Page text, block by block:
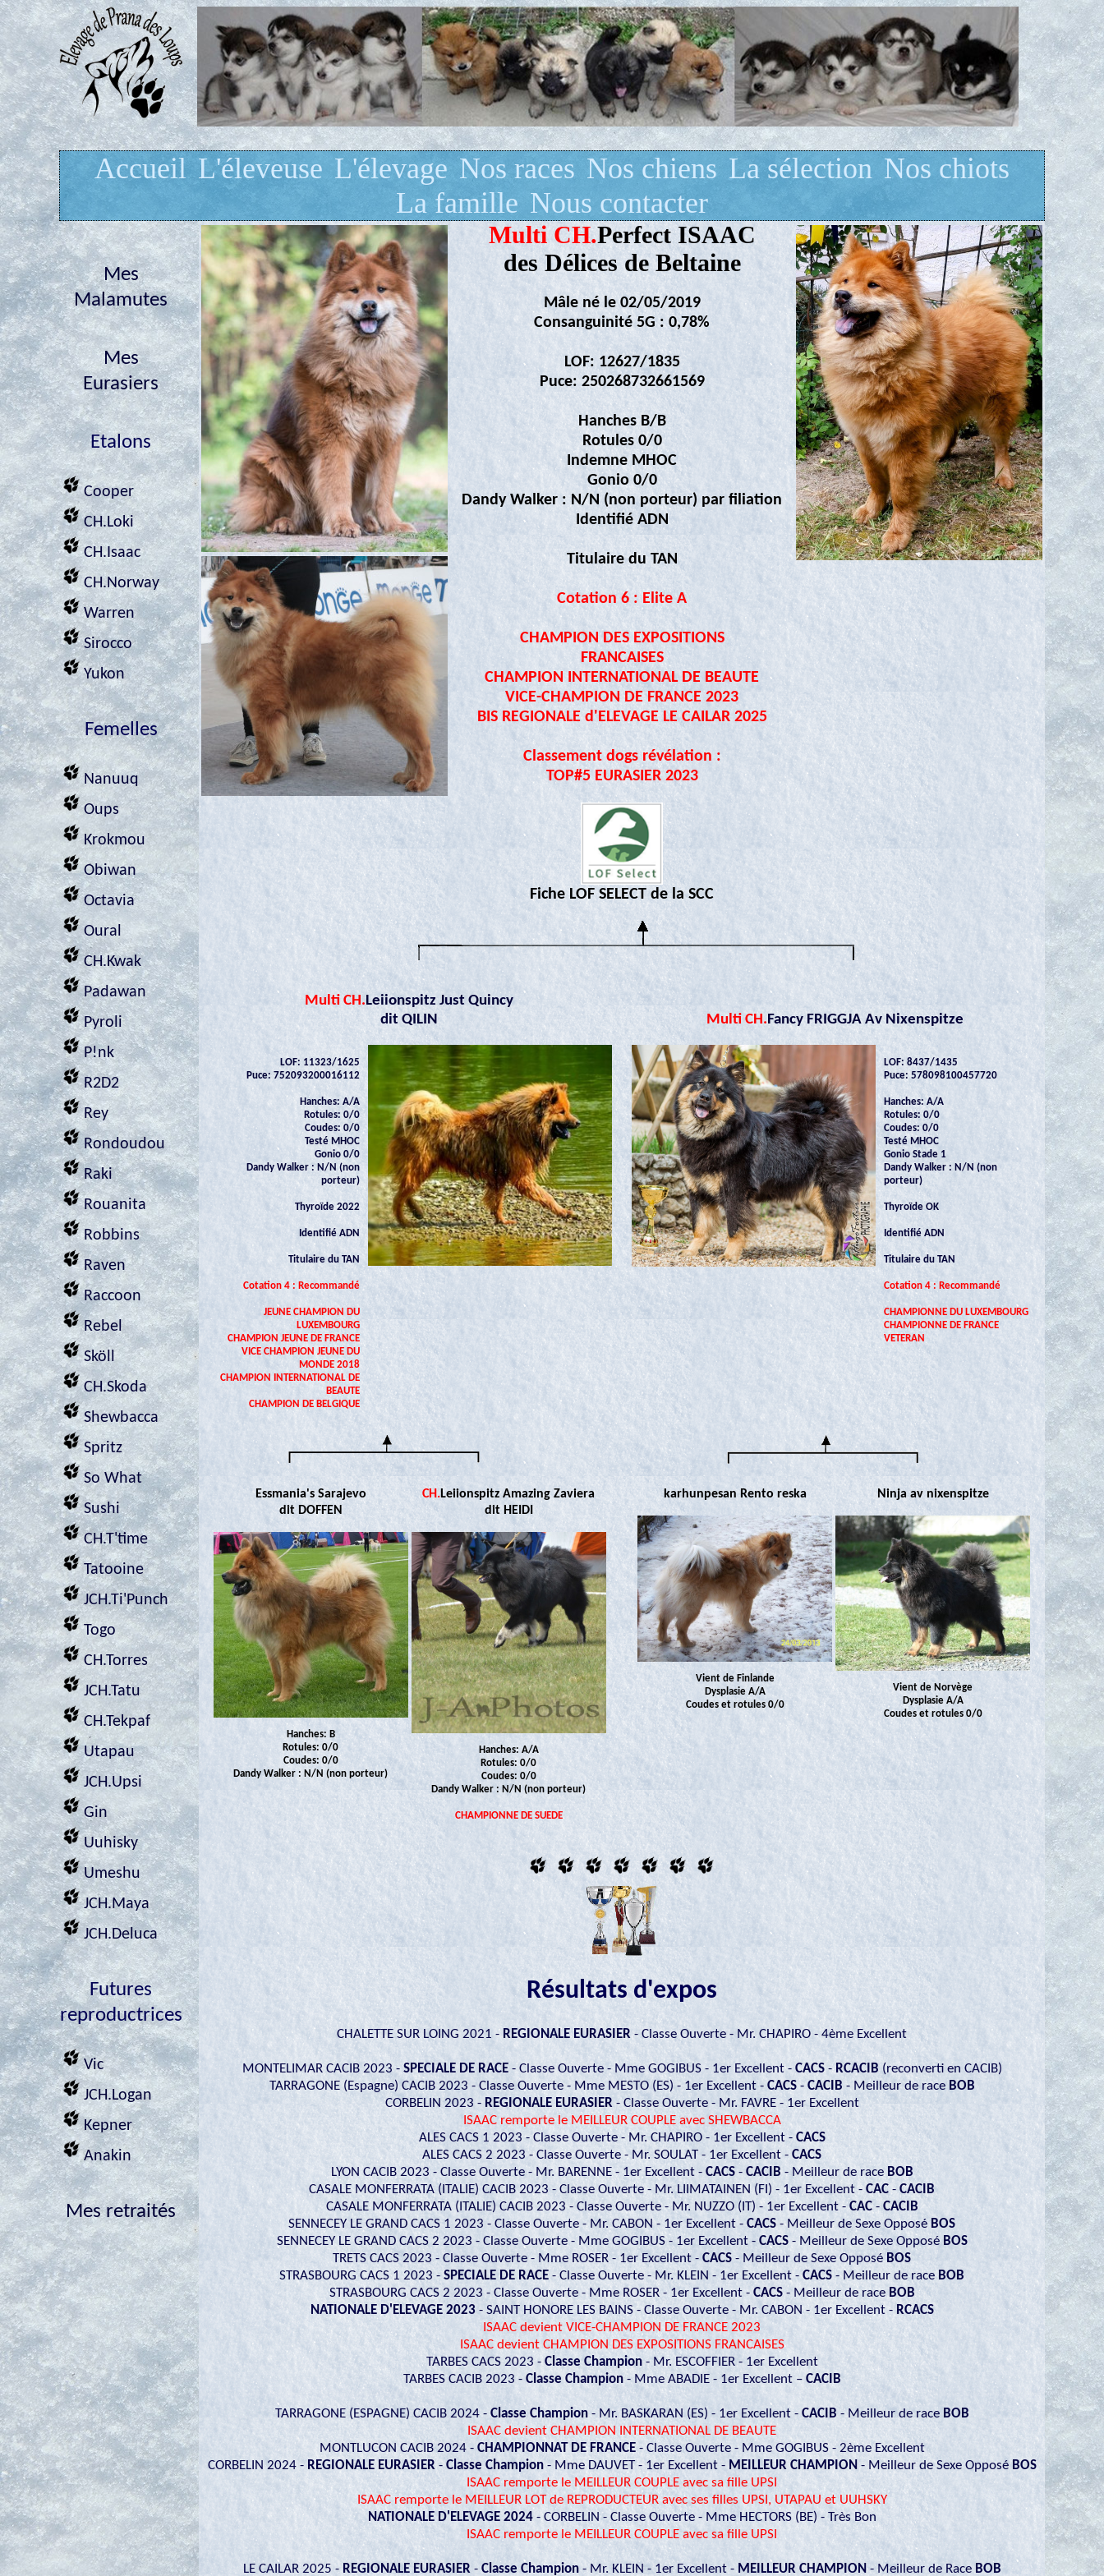
Accueil L'éleveuse L'élevage Nos races Nos chiens La sélection Nos chiots
La famille Nous contacter
Mes
Malamutes
Mes
Eurasiers
Etalons
Cooper
CH.Loki
CH.Isaac
CH.Norway
Warren
Sirocco
Yukon
Femelles
Nanuuq
Oups
Krokmou
Obiwan
Octavia
Oural
CH.Kwak
Padawan
Pyroli
P!nk
R2D2
Rey
Rondoudou
Raki
Rouanita
Robbins
Raven
Raccoon
Rebel
Sköll
CH.Skoda
Shewbacca
Spritz
So What
Sushi
CH.T'time
Tatooine
JCH.Ti'Punch
Togo
CH.Torres
JCH.Tatu
CH.Tekpaf
Utapau
JCH.Upsi
Gin
Uuhisky
Umeshu
JCH.Maya
JCH.Deluca
Futures
reproductrices
Vic
JCH.Logan
Kepner
Anakin
Mes retraités
Multi CH.Perfect ISAAC
des Délices de Beltaine
Mâle né le 02/05/2019
Consanguinité 5G : 0,78%
LOF: 12627/1835
Puce: 250268732661569
Hanches B/B
Rotules 0/0
Indemne MHOC
Gonio 0/0
Dandy Walker : N/N (non porteur) par filiation
Identifié ADN
Titulaire du TAN
Cotation 6 : Elite A
CHAMPION DES EXPOSITIONS
FRANCAISES
CHAMPION INTERNATIONAL DE BEAUTE
VICE-CHAMPION DE FRANCE 2023
BIS REGIONALE d'ELEVAGE LE CAILAR 2025
Classement dogs révélation :
TOP#5 EURASIER 2023
Fiche LOF SELECT de la SCC
Multi CH.Leiionspitz Just Quincy
dit QILIN
LOF: 11323/1625
Puce: 752093200016112
Hanches: A/A
Rotules: 0/0
Coudes: 0/0
Testé MHOC
Gonio 0/0
Dandy Walker : N/N (non
porteur)
Thyroïde 2022
Identifié ADN
Titulaire du TAN
Cotation 4 : Recommandé
JEUNE CHAMPION DU
LUXEMBOURG
CHAMPION JEUNE DE FRANCE
VICE CHAMPION JEUNE DU
MONDE 2018
CHAMPION INTERNATIONAL DE
BEAUTE
CHAMPION DE BELGIQUE
Multi CH.Fancy FRIGGJA Av Nixenspitze
LOF: 8437/1435
Puce: 578098100457720
Hanches: A/A
Rotules: 0/0
Coudes: 0/0
Testé MHOC
Gonio Stade 1
Dandy Walker : N/N (non
porteur)
Thyroïde OK
Identifié ADN
Titulaire du TAN
Cotation 4 : Recommandé
CHAMPIONNE DU LUXEMBOURG
CHAMPIONNE DE FRANCE
VETERAN
Essmania's Sarajevo
dit DOFFEN
Hanches: B
Rotules: 0/0
Coudes: 0/0
Dandy Walker : N/N (non porteur)
CH.Leiionspitz Amazing Zaviera
dit HEIDI
Hanches: A/A
Rotules: 0/0
Coudes: 0/0
Dandy Walker : N/N (non porteur)
CHAMPIONNE DE SUEDE
karhunpesan Rento reska
Vient de Finlande
Dysplasie A/A
Coudes et rotules 0/0
Ninja av nixenspitze
Vient de Norvège
Dysplasie A/A
Coudes et rotules 0/0
Résultats d'expos
CHALETTE SUR LOING 2021 - REGIONALE EURASIER- Classe Ouverte - Mr. CHAPIRO - 4ème Excellent
MONTELIMAR CACIB 2023 - SPECIALE DE RACE- Classe Ouverte - Mme GOGIBUS - 1er Excellent - CACS- RCACIB (reconverti en CACIB)
TARRAGONE (Espagne) CACIB 2023 - Classe Ouverte - Mme MESTO (ES) - 1er Excellent - CACS- CACIB - Meilleur de race BOB
CORBELIN 2023 - REGIONALE EURASIER- Classe Ouverte - Mr. FAVRE - 1er Excellent
ISAAC remporte le MEILLEUR COUPLE avec SHEWBACCA
ALES CACS 1 2023 - Classe Ouverte - Mr. CHAPIRO - 1er Excellent - CACS
ALES CACS 2 2023 - Classe Ouverte - Mr. SOULAT - 1er Excellent - CACS
LYON CACIB 2023 - Classe Ouverte - Mr. BARENNE - 1er Excellent - CACS- CACIB - Meilleur de race BOB
CASALE MONFERRATA (ITALIE) CACIB 2023 - Classe Ouverte - Mr. LIIMATAINEN (FI) - 1er Excellent - CAC - CACIB
CASALE MONFERRATA (ITALIE) CACIB 2023 - Classe Ouverte - Mr. NUZZO (IT) - 1er Excellent -CAC-CACIB
SENNECEY LE GRAND CACS 1 2023 - Classe Ouverte - Mr. CABON - 1er Excellent -CACS - Meilleur de Sexe Opposé BOS
SENNECEY LE GRAND CACS 2 2023 - Classe Ouverte - Mme GOGIBUS - 1er Excellent - CACS- Meilleur de Sexe Opposé BOS
TRETS CACS 2023 - Classe Ouverte - Mme ROSER - 1er Excellent - CACS - Meilleur de Sexe OpposéBOS
STRASBOURG CACS 1 2023 -SPECIALE DE RACE - Classe Ouverte - Mr. KLEIN - 1er Excellent -CACS - Meilleur de race BOB
STRASBOURG CACS 2 2023 - Classe Ouverte - Mme ROSER - 1er Excellent - CACS- Meilleur de race BOB
NATIONALE D'ELEVAGE 2023- SAINT HONORE LES BAINS - Classe Ouverte - Mr. CABON - 1er Excellent - RCACS
ISAAC devient VICE-CHAMPION DE FRANCE 2023
ISAAC devient CHAMPION DES EXPOSITIONS FRANCAISES
TARBES CACS 2023 - Classe Champion- Mr. ESCOFFIER - 1er Excellent
TARBES CACIB 2023 - Classe Champion- Mme ABADIE - 1er Excellent – CACIB
TARRAGONE (ESPAGNE) CACIB 2024 - Classe Champion- Mr. BASKARAN (ES) - 1er Excellent - CACIB - Meilleur de race BOB
ISAAC devient CHAMPION INTERNATIONAL DE BEAUTE
MONTLUCON CACIB 2024 - CHAMPIONNAT DE FRANCE- Classe Ouverte - Mme GOGIBUS - 2ème Excellent
CORBELIN 2024 - REGIONALE EURASIER- Classe Champion- Mme DAUVET - 1er Excellent - MEILLEUR CHAMPION - Meilleur de Sexe OpposéBOS
ISAAC remporte le MEILLEUR COUPLE avec sa fille UPSI
ISAAC remporte le MEILLEUR LOT de REPRODUCTEUR avec ses filles UPSI, UTAPAU et UUHSKY
NATIONALE D'ELEVAGE 2024- CORBELIN - Classe Ouverte - Mme HECTORS (BE) - Très Bon
ISAAC remporte le MEILLEUR COUPLE avec sa fille UPSI
LE CAILAR 2025 - REGIONALE EURASIER- Classe Champion- Mr. KLEIN - 1er Excellent - MEILLEUR CHAMPION- Meilleur de Race BOB